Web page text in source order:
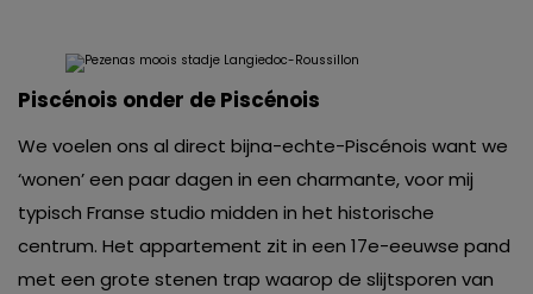
Piscénois onder de Piscénois
We voelen ons al direct bijna-echte-Piscénois want we
‘wonen’ een paar dagen in een charmante, voor mij
typisch Franse studio midden in het historische
centrum. Het appartement zit in een 17e-eeuwse pand
met een grote stenen trap waarop de slijtsporen van